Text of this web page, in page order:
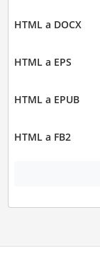
HTML a DOCX
HTML a EPS
HTML a EPUB
HTML a FB2